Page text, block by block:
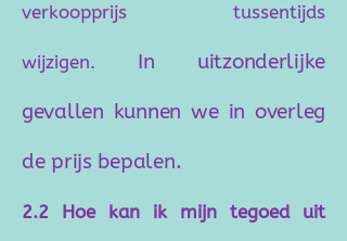
verkoopprijs tussentijds
wijzigen. In uitzonderlijke
gevallen kunnen we in overleg
de prijs bepalen.
2.2 Hoe kan ik mijn tegoed uit